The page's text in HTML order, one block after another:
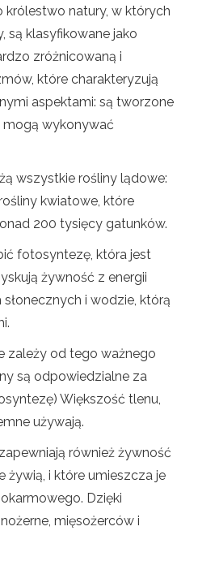
królestwo natury, w których
są klasyfikowane jako
zróżnicowaną i
które charakteryzują
aspektami: są tworzone
mogą wykonywać
wszystkie rośliny lądowe:
kwiatowe, które
200 tysięcy gatunków.
fotosyntezę, która jest
żywność z energii
i wodzie, którą
zależy od tego ważnego
są odpowiedzialne za
Większość tlenu,
używają.
również żywność
żywią, i które umieszcza je
Dzięki
mięsożerców i